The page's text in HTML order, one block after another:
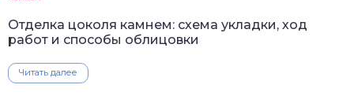
Отделка цоколя камнем: схема укладки, ход
работ и способы облицовки
Читать далее